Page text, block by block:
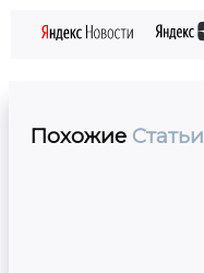
Похожие Статьи